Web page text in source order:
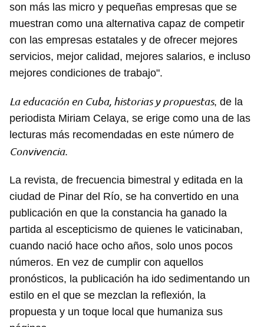
son más las micro y pequeñas empresas que se
muestran como una alternativa capaz de competir
con las empresas estatales y de ofrecer mejores
servicios, mejor calidad, mejores salarios, e incluso
mejores condiciones de trabajo".
La educación en Cuba, historias y propuestas, de la
periodista Miriam Celaya, se erige como una de las
lecturas más recomendadas en este número de
Convivencia.
La revista, de frecuencia bimestral y editada en la
ciudad de Pinar del Río, se ha convertido en una
publicación en que la constancia ha ganado la
partida al escepticismo de quienes le vaticinaban,
cuando nació hace ocho años, solo unos pocos
números. En vez de cumplir con aquellos
pronósticos, la publicación ha ido sedimentando un
estilo en el que se mezclan la reflexión, la
propuesta y un toque local que humaniza sus